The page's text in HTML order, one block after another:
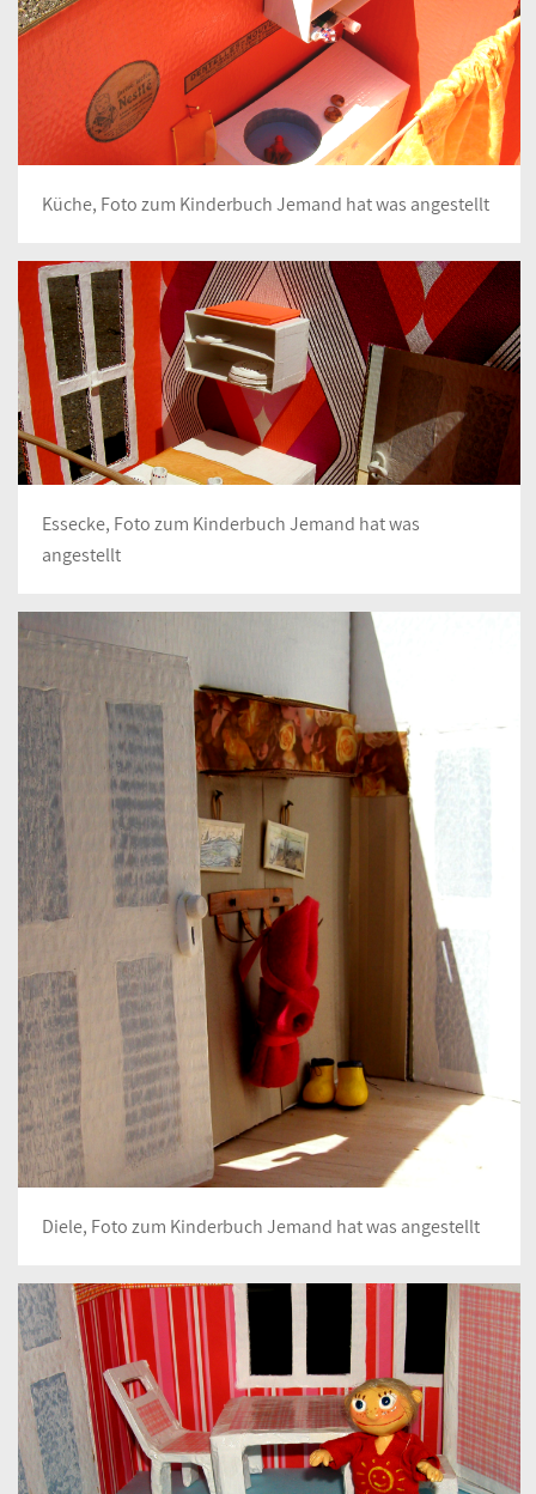
Küche, Foto zum Kinderbuch Jemand hat was angestellt
Essecke, Foto zum Kinderbuch Jemand hat was
angestellt
Diele, Foto zum Kinderbuch Jemand hat was angestellt